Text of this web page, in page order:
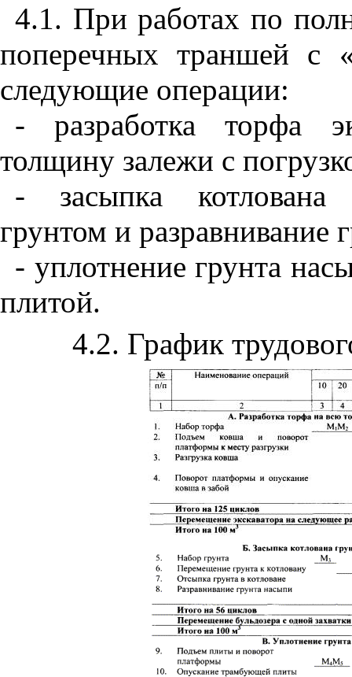
4.1. При работах по
поперечных траншей с
следующие операции:
- разработка торфа
толщину залежи с
- засыпка котлована
грунтом и разравнивание
- уплотнение грунта
плитой.
4.2. График